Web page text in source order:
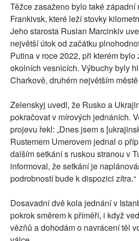
Těžce zasaženo bylo také západní
Frankivsk, které leží stovky
Jeho starosta Ruslan Marcinkiv
největší útok od začátku
Putina v roce 2022, při kterém
okolních vesnicích. Výbuchy byly
Charkově, druhém největším
Zelenskyj uvedl, že Rusko a
pokračovat v mírových jednáních.
projevu řekl: „Dnes jsem s
Rustemem Umerovem jednal o
dalším setkání s ruskou stranou v
informoval, že setkání je
podrobností bude k dispozici zítra.“
Dosavadní dvě kola jednání v
pokrok směrem k příměří, i když
vězňů a dohodám o navrácení těl